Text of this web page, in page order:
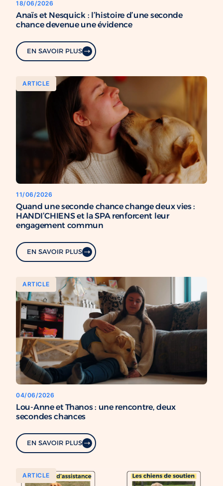
18/06/2026
Anaïs et Nesquick : l’histoire d’une seconde
chance devenue une évidence
EN SAVOIR PLUS
ARTICLE
11/06/2026
Quand une seconde chance change deux vies :
HANDI’CHIENS et la SPA renforcent leur
engagement commun
EN SAVOIR PLUS
ARTICLE
04/06/2026
Lou-Anne et Thanos : une rencontre, deux
secondes chances
EN SAVOIR PLUS
ARTICLE